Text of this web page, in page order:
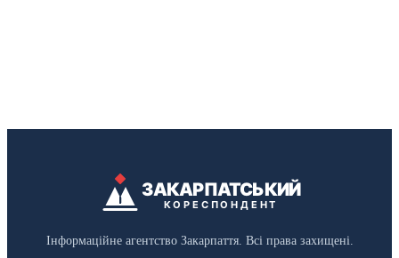
ЗАКАРПАТСЬКИЙ
КОРЕСПОНДЕНТ
Інформаційне агентство Закарпаття. Всі права захищені.